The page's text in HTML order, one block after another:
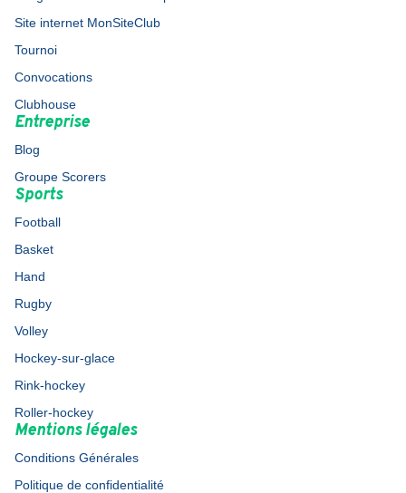
Site internet MonSiteClub
Tournoi
Convocations
Clubhouse
Entreprise
Blog
Groupe Scorers
Sports
Football
Basket
Hand
Rugby
Volley
Hockey-sur-glace
Rink-hockey
Roller-hockey
Mentions légales
Conditions Générales
Politique de confidentialité